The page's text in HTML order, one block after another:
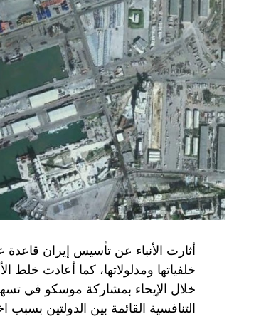
المعضلة الأساسية هي أن نتنياهو
حماس وافقت على الإطار الرئيسي
حماس تدرك أن وقف إطلاق النار
برنامج نتنياهو لا يريد السلام
حماس منذ ديسمبر قدمت لمصر رأيا
أو أربع سنوات.
الجدية تقتضي أن يجري توافق
الأمن الإسرائيلي يقول أنه لا يوجد
SkyNewsArabia
أثارت الأنباء عن تأسيس إيران
خلفياتها ومدلولاتها، كما أعادت
خلال الإيحاء بمشاركة موسكو في
التنافسية القائمة بين الدولتين